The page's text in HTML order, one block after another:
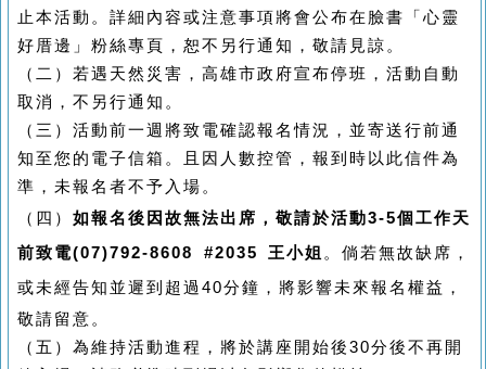
止本活動。詳細內容或注意事項將會公布在臉書「心靈
好厝邊」粉絲專頁，恕不另行通知，敬請見諒。
（二）若遇天然災害，高雄市政府宣布停班，活動自動
取消，不另行通知。
（三）活動前一週將致電確認報名情況，並寄送行前通
知至您的電子信箱。且因人數控管，報到時以此信件為
準，未報名者不予入場。
（四） 如報名後因故無法出席，敬請於活動3-5個工作天
前致電(07)792-8608 #2035 王小姐 。倘若無故缺席，
或未經告知並遲到超過 40分鐘，將影響未來報名權益，
敬請留意。
（五）為維持活動進程，將於講座開始後30分後不再開